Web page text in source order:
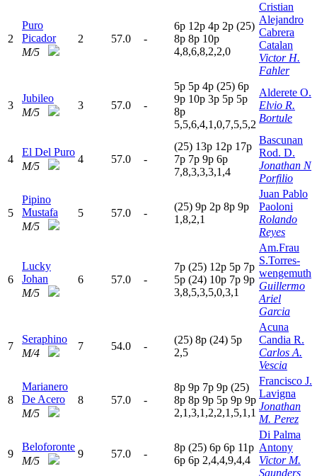
2
Puro
Picador
M/5
2 57.0 -
6p 12p 4p 2p (25)
8p 8p 10p
4,8,6,8,2,2,0
Cristian
Alejandro
Cabrera
Catalan
Victor H.
Fahler
3
Jubileo
M/5
3 57.0 -
5p 5p 4p (25) 6p
9p 10p 3p 5p 5p
8p
5,5,6,4,1,0,7,5,5,2
Alderete O.
Elvio R.
Bortule
4
El Del Puro
M/5
4 57.0 -
(25) 13p 12p 17p
7p 7p 9p 6p
7,8,3,3,3,1,4
Bascunan
Rod. D.
Jonathan N
Porfilio
5
Pipino
Mustafa
M/5
5 57.0 -
(25) 9p 2p 8p 9p
1,8,2,1
Juan Pablo
Paoloni
Rolando
Reyes
6
Lucky
Johan
M/5
6 57.0 -
7p (25) 12p 5p 7p
5p (24) 10p 7p 9p
3,8,5,3,5,0,3,1
Am.Frau
S.Torres-
wengemuth
Guillermo
Ariel
Garcia
7
Seraphino
M/4
7 54.0 -
(25) 8p (24) 5p
2,5
Acuna
Candia R.
Carlos A.
Vescia
8
Marianero
De Acero
M/5
8 57.0 -
8p 9p 7p 9p (25)
8p 8p 9p 5p 9p 9p
2,1,3,1,2,2,1,5,1,1
Francisco J.
Lavigna
Jonathan
M. Perez
9
Beloforonte
M/5
9 57.0 -
8p (25) 6p 6p 11p
6p 6p 2,4,4,9,4,4
Di Palma
Antony
Victor M.
Saunders